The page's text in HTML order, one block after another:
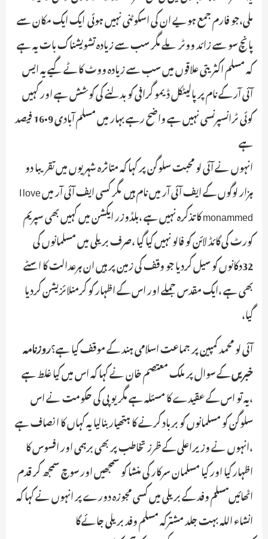
ملی،جو فارم جمع ہویے ان کی اسکوٹنی نہیں ہوئی ـ ایک ایک مکان سے
پانچ سو سے زائد ووٹر ملے مگر سب سے زیادہ تشویشناک بات یہ ہے
کہ مسلم اکثریتی علاقوں میں سب سے زیادہ ووٹ کاٹے گیے یہ ایس
آئی آر کے نام پر پالیٹکل ڈیمو گرافی کو بدلنے کی کوشش ہے اور کہیں
کوئی ٹرانسپرنسی نہیں ہے واضح رہے بہار میں مسلم آبادی 9•16 فیصد
ہے
انہوں نے آئی لو محبت سلوگن پر کہا کہ متاثرہ شہریوں میں تقریبا دو
ہزار لوگوں کے ایف آئی آر میں نام ہیں ـ مگر کسی ایف آئی آر میں I love
monammed کا تذکرہ نہیں ہے ،بلڈوزر ایکشن میں کہیں بھی سپریم
کورٹ کی گائڈ لائن کو فالو نہیں کیا گیا ،صرف بریلی میں مسلمانوں کی
32دکانوں کو سیل کردیا جو وقف کی زمین پر ہیں ان ہرعدالت کا اسٹے
بھی ہےـ ،ایک مقدس جملے اور اس کے اظہار کو کرمنلائزیشن کردیا
گیا،
آئی لو محمد کمپین پر جماعت اسلامی ہند کے موقف کیا ہے؟روزنامہ
خبریںکے سوال پر ملک معتصم خان نے کہا کہ اس میں کیا غلط ہے
،یہ تو اس کے عقیدے کا مسئلہ ہے مگر یوپی کی حکومت نے اس
سلوگن کو مسلمانوں کو برباد کرنے کا ہتھیار بنالیا یہ کہاں کا انصاف ہے
،انہوں نے وزیراعلی کے ظرز تخاطب پر بھی برہمی اور افسوس کا
اظہار کیا اور کیا مسلمان سرکار کی منشا کو سمجھیں اور سوچ سمجھ کر قدم
اٹھائیں ـمسلم وفد کے بریلی میں کسی مجوزہ دورے پر انہوں نے کہا کہ
انشاء اللہ بہت جلد مشترکہ مسلم وفد بریلی جائے گا ـ